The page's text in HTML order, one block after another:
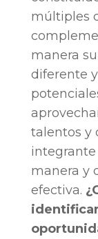
múltiples
manera
diferente
talentos y
manera y
efectiva.